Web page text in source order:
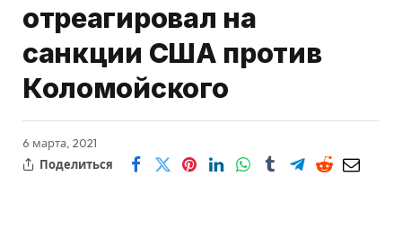
отреагировал на
санкции США против
Коломойского
6 марта, 2021
Поделиться